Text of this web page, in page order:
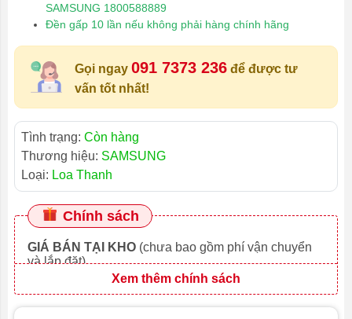
SAMSUNG 1800588889
Đền gấp 10 lần nếu không phải hàng chính hãng
Gọi ngay 091 7373 236 để được tư
vấn tốt nhất!
Tình trạng: Còn hàng
Thương hiệu: SAMSUNG
Loại: Loa Thanh
Chính sách
GIÁ BÁN TẠI KHO (chưa bao gồm phí vận chuyển
và lắp đặt)
Xem thêm chính sách